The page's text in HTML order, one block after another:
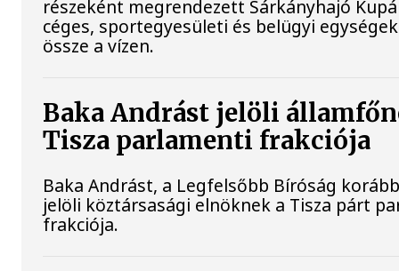
részeként megrendezett Sárkányhajó
céges, sportegyesületi és belügyi
össze a vízen.
Baka Andrást jelöli
Tisza parlamenti frakciója
Baka Andrást, a Legfelsőbb Bíróság
jelöli köztársasági elnöknek a Tisza párt
frakciója.